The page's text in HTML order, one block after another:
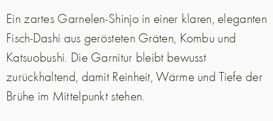
Ein zartes Garnelen-Shinjo in einer klaren, eleganten
Fisch-Dashi aus gerösteten Gräten, Kombu und
Katsuobushi. Die Garnitur bleibt bewusst
zurückhaltend, damit Reinheit, Wärme und Tiefe der
Brühe im Mittelpunkt stehen.